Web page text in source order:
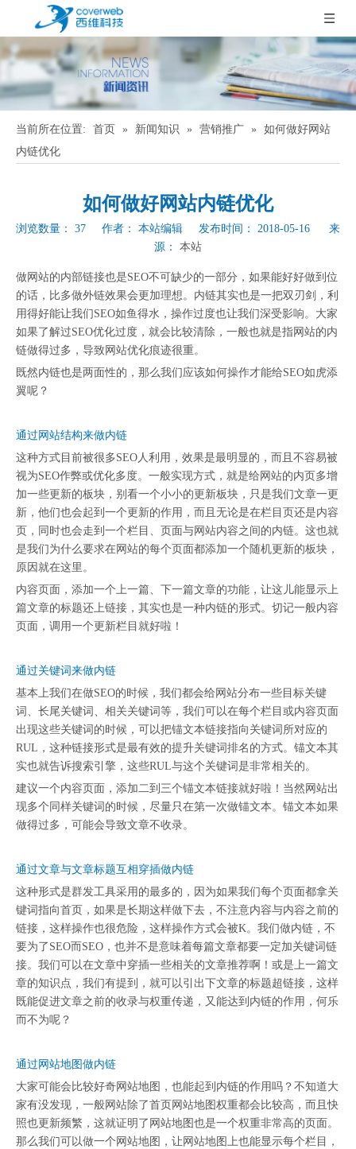
当前所在位置: 首页 » 新闻知识 » 营销推广 »
如何做好网站
内链优化
如何做好网站内链优化
浏览数量： 37 作者： 本站编辑 发布时间： 2018-05-16 来
源： 本站
["wechat","weibo","qzone","douban","email"]
做网站的内部链接也是SEO不可缺少的一部分，如果能好好做到位
的话，比多做外链效果会更加理想。内链其实也是一把双刃剑，利
用得好能让我们SEO如鱼得水，操作过度也让我们深受影响。大家
如果了解过SEO优化过度，就会比较清除，一般也就是指网站的内
链做得过多，导致网站优化痕迹很重。
既然内链也是两面性的，那么我们应该如何操作才能给SEO如虎添
翼呢？
通过网站结构来做内链
这种方式目前被很多SEO人利用，效果是最明显的，而且不容易被
视为SEO作弊或优化多度。一般实现方式，就是给网站的内页多增
加一些更新的板块，别看一个小小的更新板块，只是我们文章一更
新，他们也会起到一个更新的作用，而且无论是在栏目页还是内容
页，同时也会走到一个栏目、页面与网站内容之间的内链。这也就
是我们为什么要求在网站的每个页面都添加一个随机更新的板块，
原因就在这里。
内容页面，添加一个上一篇、下一篇文章的功能，让这儿能显示上
篇文章的标题还上链接，其实也是一种内链的形式。切记一般内容
页面，调用一个更新栏目就好啦！
通过关键词来做内链
基本上我们在做SEO的时候，我们都会给网站分布一些目标关键
词、长尾关键词、相关关键词等，我们可以在每个栏目或内容页面
出现这些关键词的时候，可以把锚文本链接指向关键词所对应的
RUL，这种链接形式是最有效的提升关键词排名的方式。锚文本其
实也就告诉搜索引擎，这些RUL与这个关键词是非常相关的。
建议一个内容页面，添加二到三个锚文本链接就好啦！当然网站出
现多个同样关键词的时候，尽量只在第一次做锚文本。锚文本如果
做得过多，可能会导致文章不收录。
通过文章与文章标题互相穿插做内链
这种形式是群发工具采用的最多的，因为如果我们每个页面都拿关
键词指向首页，如果是长期这样做下去，不注意内容与内容之前的
链接，这样操作也很危险，这样操作方式会被K。我们做内链，不
要为了SEO而SEO，也并不是意味着每篇文章都要一定加关键词链
接。我们可以在文章中穿插一些相关的文章推荐啊！或是上一篇文
章的知识点，我们有提到，就可以引出下文章的标题超链接，这样
既能促进文章之前的收录与权重传递，又能达到内链的作用，何乐
而不为呢？
通过网站地图做内链
大家可能会比较好奇网站地图，也能起到内链的作用吗？不知道大
家有没发现，一般网站除了首页网站地图权重都会比较高，而且快
照也更新频繁，这就证明了网站地图也是一个权重非常高的页面。
那么我们可以做一个网站地图，让网站地图上也能显示每个栏目，